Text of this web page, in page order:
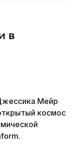
в
Мейр
космос